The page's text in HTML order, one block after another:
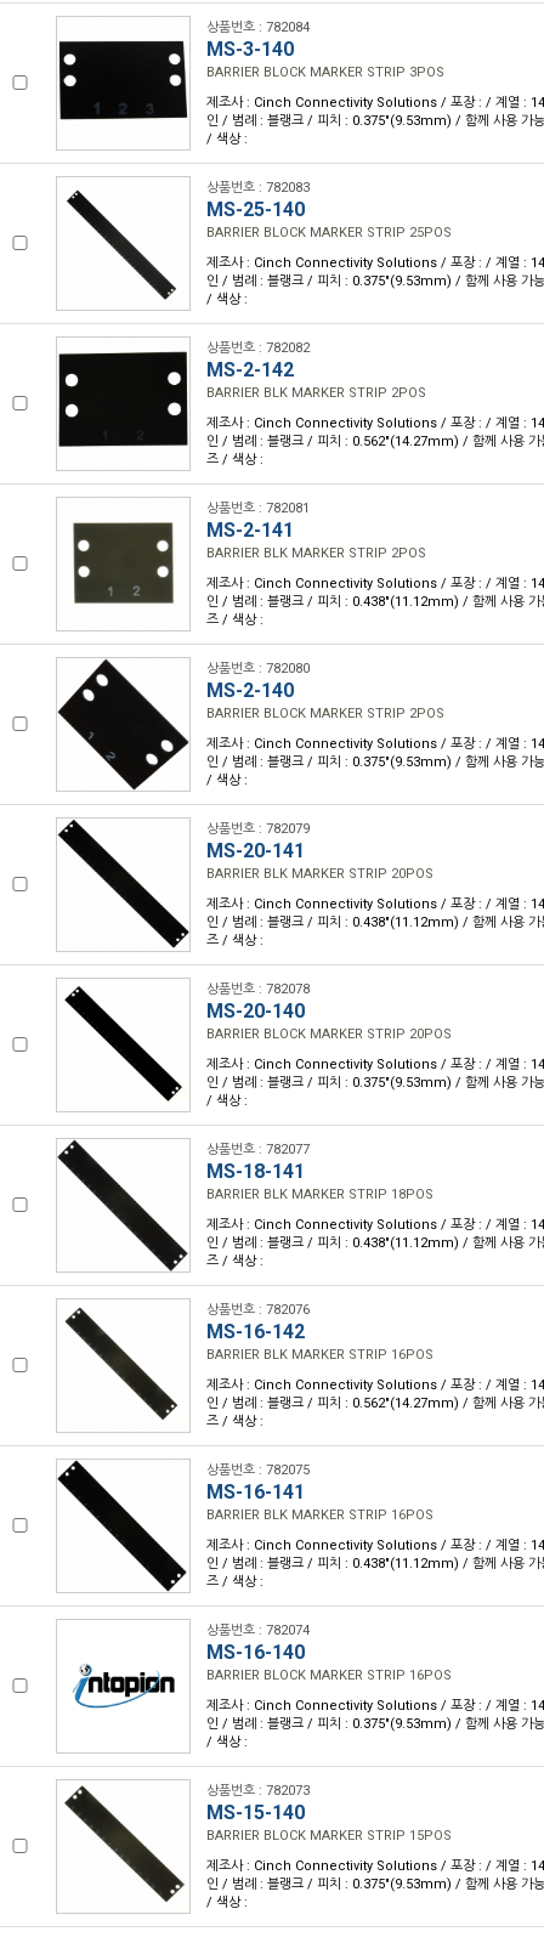
상품번호 : 782084
MS-3-140
BARRIER BLOCK MARKER STRIP 3POS
제조사 : Cinch Connectivity Solutions / 포장 : / 계열 :
인 / 범례 : 블랭크 / 피치 : 0.375"(9.53mm) / 함께 사용 가
/ 색상 :
상품번호 : 782083
MS-25-140
BARRIER BLOCK MARKER STRIP 25POS
제조사 : Cinch Connectivity Solutions / 포장 : / 계열 :
인 / 범례 : 블랭크 / 피치 : 0.375"(9.53mm) / 함께 사용 가
/ 색상 :
상품번호 : 782082
MS-2-142
BARRIER BLK MARKER STRIP 2POS
제조사 : Cinch Connectivity Solutions / 포장 : / 계열 :
인 / 범례 : 블랭크 / 피치 : 0.562"(14.27mm) / 함께 사용 가
즈 / 색상 :
상품번호 : 782081
MS-2-141
BARRIER BLK MARKER STRIP 2POS
제조사 : Cinch Connectivity Solutions / 포장 : / 계열 :
인 / 범례 : 블랭크 / 피치 : 0.438"(11.12mm) / 함께 사용 가
즈 / 색상 :
상품번호 : 782080
MS-2-140
BARRIER BLOCK MARKER STRIP 2POS
제조사 : Cinch Connectivity Solutions / 포장 : / 계열 :
인 / 범례 : 블랭크 / 피치 : 0.375"(9.53mm) / 함께 사용 가
/ 색상 :
상품번호 : 782079
MS-20-141
BARRIER BLK MARKER STRIP 20POS
제조사 : Cinch Connectivity Solutions / 포장 : / 계열 :
인 / 범례 : 블랭크 / 피치 : 0.438"(11.12mm) / 함께 사용 가
즈 / 색상 :
상품번호 : 782078
MS-20-140
BARRIER BLOCK MARKER STRIP 20POS
제조사 : Cinch Connectivity Solutions / 포장 : / 계열 :
인 / 범례 : 블랭크 / 피치 : 0.375"(9.53mm) / 함께 사용 가
/ 색상 :
상품번호 : 782077
MS-18-141
BARRIER BLK MARKER STRIP 18POS
제조사 : Cinch Connectivity Solutions / 포장 : / 계열 :
인 / 범례 : 블랭크 / 피치 : 0.438"(11.12mm) / 함께 사용 가
즈 / 색상 :
상품번호 : 782076
MS-16-142
BARRIER BLK MARKER STRIP 16POS
제조사 : Cinch Connectivity Solutions / 포장 : / 계열 :
인 / 범례 : 블랭크 / 피치 : 0.562"(14.27mm) / 함께 사용 가
즈 / 색상 :
상품번호 : 782075
MS-16-141
BARRIER BLK MARKER STRIP 16POS
제조사 : Cinch Connectivity Solutions / 포장 : / 계열 :
인 / 범례 : 블랭크 / 피치 : 0.438"(11.12mm) / 함께 사용 가
즈 / 색상 :
상품번호 : 782074
MS-16-140
BARRIER BLOCK MARKER STRIP 16POS
제조사 : Cinch Connectivity Solutions / 포장 : / 계열 :
인 / 범례 : 블랭크 / 피치 : 0.375"(9.53mm) / 함께 사용 가
/ 색상 :
상품번호 : 782073
MS-15-140
BARRIER BLOCK MARKER STRIP 15POS
제조사 : Cinch Connectivity Solutions / 포장 : / 계열 :
인 / 범례 : 블랭크 / 피치 : 0.375"(9.53mm) / 함께 사용 가
/ 색상 :